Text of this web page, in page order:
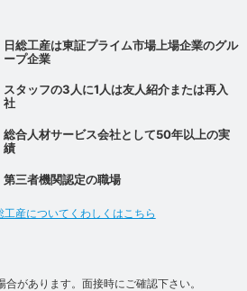
日総工産は東証プライム市場上場企業のグル
ープ企業
スタッフの3人に1人は友人紹介または再入
社
総合人材サービス会社として50年以上の実
績
第三者機関認定の職場
工産についてくわしくはこちら
があります。面接時にご確認下さい。